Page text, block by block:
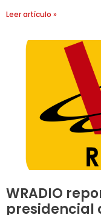
Leer artículo »
WRADIO
presidencial